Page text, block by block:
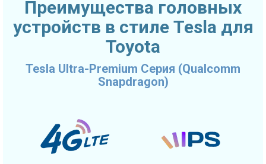
Преимущества головных
устройств в стиле Tesla для
Toyota
Tesla Ultra-Premium Серия (Qualcomm
Snapdragon)